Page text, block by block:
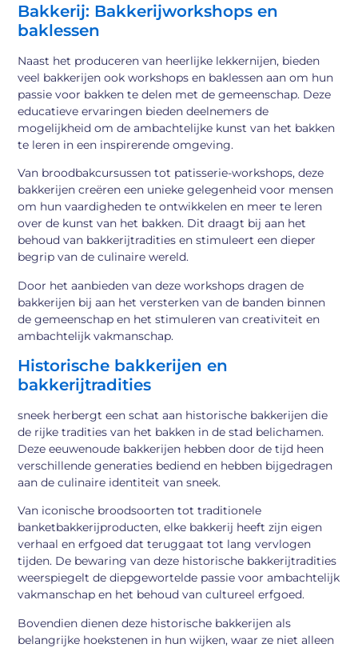
Bakkerij: Bakkerijworkshops en
baklessen
Naast het produceren van heerlijke lekkernijen, bieden
veel bakkerijen ook workshops en baklessen aan om hun
passie voor bakken te delen met de gemeenschap. Deze
educatieve ervaringen bieden deelnemers de
mogelijkheid om de ambachtelijke kunst van het bakken
te leren in een inspirerende omgeving.
Van broodbakcursussen tot patisserie-workshops, deze
bakkerijen creëren een unieke gelegenheid voor mensen
om hun vaardigheden te ontwikkelen en meer te leren
over de kunst van het bakken. Dit draagt bij aan het
behoud van bakkerijtradities en stimuleert een dieper
begrip van de culinaire wereld.
Door het aanbieden van deze workshops dragen de
bakkerijen bij aan het versterken van de banden binnen
de gemeenschap en het stimuleren van creativiteit en
ambachtelijk vakmanschap.
Historische bakkerijen en
bakkerijtradities
sneek herbergt een schat aan historische bakkerijen die
de rijke tradities van het bakken in de stad belichamen.
Deze eeuwenoude bakkerijen hebben door de tijd heen
verschillende generaties bediend en hebben bijgedragen
aan de culinaire identiteit van sneek.
Van iconische broodsoorten tot traditionele
banketbakkerijproducten, elke bakkerij heeft zijn eigen
verhaal en erfgoed dat teruggaat tot lang vervlogen
tijden. De bewaring van deze historische bakkerijtradities
weerspiegelt de diepgewortelde passie voor ambachtelijk
vakmanschap en het behoud van cultureel erfgoed.
Bovendien dienen deze historische bakkerijen als
belangrijke hoekstenen in hun wijken, waar ze niet alleen